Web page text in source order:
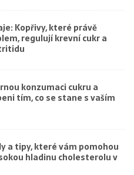
Kopřivy, které právě
regulují krevní cukr a
konzumaci cukru a
tím, co se stane s vaším
a tipy, které vám pomohou
hladinu cholesterolu v